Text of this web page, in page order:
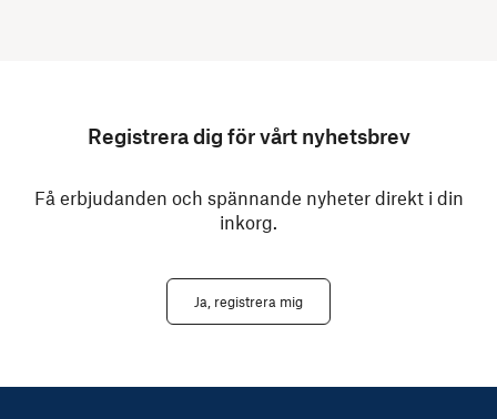
Registrera dig för vårt nyhetsbrev
Få erbjudanden och spännande nyheter direkt i din
inkorg.
Ja, registrera mig